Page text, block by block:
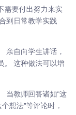
需要付出努力来实
到日常教学实践
亲自向学生讲话，
。 这种做法可以增
当教师回答诸如“这
想法”等评论时，